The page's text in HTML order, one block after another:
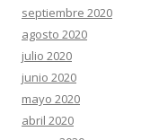
septiembre 2020
agosto 2020
julio 2020
junio 2020
mayo 2020
abril 2020